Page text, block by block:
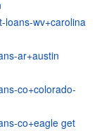
loans-wv+carolina
ar+austin
co+colorado-
co+eagle get